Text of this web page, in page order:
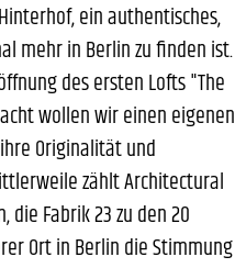
ein authentisches,
mehr in Berlin zu finden ist.
des ersten Lofts "The
wollen wir einen eigenen
Originalität und
zählt Architectural
Fabrik 23 zu den 20
Ort in Berlin die Stimmung